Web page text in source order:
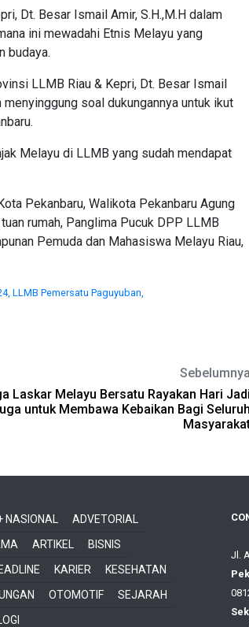
Dt. Besar Ismail Amir, S.H.,M.H dalam
ini mewadahi Etnis Melayu yang
budaya.
LLMB Riau & Kepri, Dt. Besar Ismail
soal dukungannya untuk ikut
Melayu di LLMB yang sudah mendapat
Pekanbaru, Walikota Pekanbaru Agung
rumah, Panglima Pucuk DPP LLMB
Pemuda dan Mahasiswa Melayu Riau,
LLMB Pemersatu Paguyuban,
Sebelumnya
Laskar Melayu Bersatu Rayakan Hari Jadi
untuk Membawa Kebaikan Bagi Seluruh
NASIONAL
ADVETORIAL
ARTIKEL
BISNIS
KARIER
KESEHATAN
OTOMOTIF
SEJARAH
Jl.